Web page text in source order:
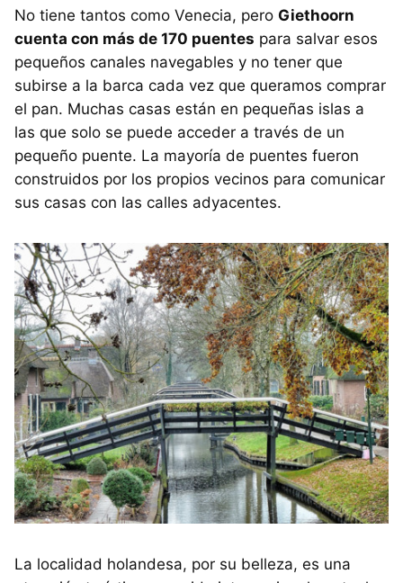
No tiene tantos como Venecia, pero Giethoorn
cuenta con más de 170 puentes para salvar esos
pequeños canales navegables y no tener que
subirse a la barca cada vez que queramos comprar
el pan. Muchas casas están en pequeñas islas a
las que solo se puede acceder a través de un
pequeño puente. La mayoría de puentes fueron
construidos por los propios vecinos para comunicar
sus casas con las calles adyacentes.
La localidad holandesa, por su belleza, es una